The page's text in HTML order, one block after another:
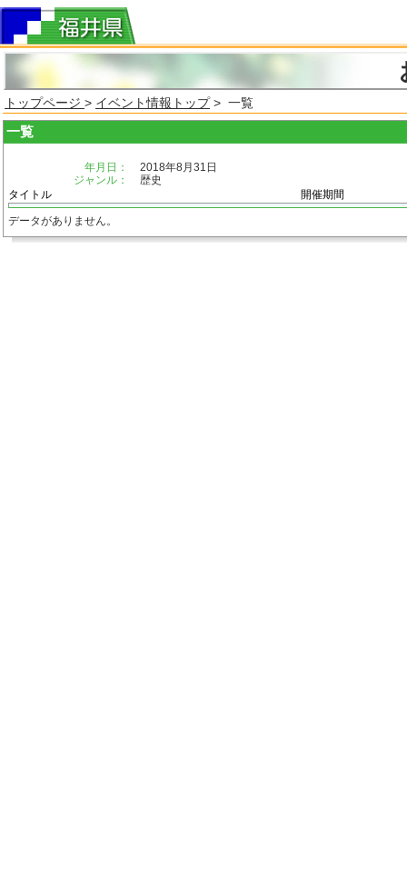
トップページ > イベント情報トップ> 一覧
一覧
年月日：
2018年8月31日
ジャンル：
歴史
タイトル
開催期間
データがありません。